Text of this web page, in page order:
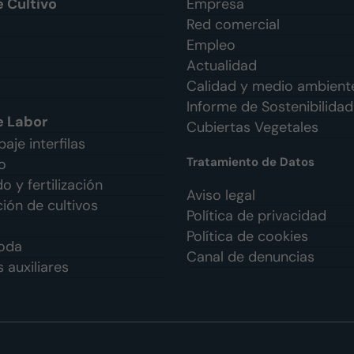
Cultivo
Labor
interfilas
y fertilización
de cultivos
auxiliares
Empresa
Red comercial
Empleo
Actualidad
Calidad y medio
Informe de Sostenibilidad
Cubiertas Vegetales
Tratamiento de Datos
Aviso legal
Política de privacidad
Política de cookies
Canal de denuncias